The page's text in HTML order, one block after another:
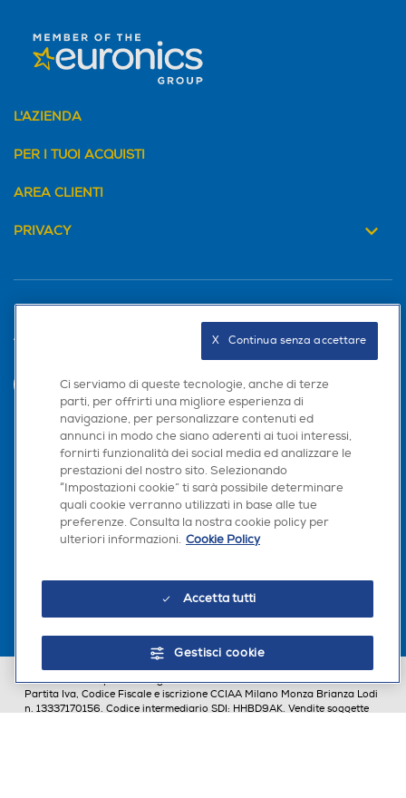
L'AZIENDA
PER I TUOI ACQUISTI
AREA CLIENTI
PRIVACY
Trova negozio
INVIA
Seguici sui social
Scarica la nostra app
Euronics Italia SpA. Sede legale Via Montefeltro, 6/a 20156 Milano
Partita Iva, Codice Fiscale e iscrizione CCIAA Milano Monza Brianza Lodi
n. 13337170156. Codice intermediario SDI: HHBD9AK. Vendite soggette
Ci serviamo di queste tecnologie, anche di terze
parti, per offrirti una migliore esperienza di
navigazione, per personalizzare contenuti ed
annunci in modo che siano aderenti ai tuoi interessi,
fornirti funzionalità dei social media ed analizzare le
prestazioni del nostro sito. Selezionando
“Impostazioni cookie” ti sarà possibile determinare
quali cookie verranno utilizzati in base alle tue
preferenze. Consulta la nostra cookie policy per
ulteriori informazioni. Cookie Policy
Accetta tutti
Gestisci cookie
X   Continua senza accettare